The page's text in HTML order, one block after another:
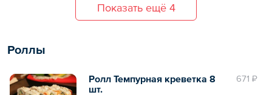
Показать ещё 4
Роллы
671 ₽
Ролл Темпурная креветка 8
шт.